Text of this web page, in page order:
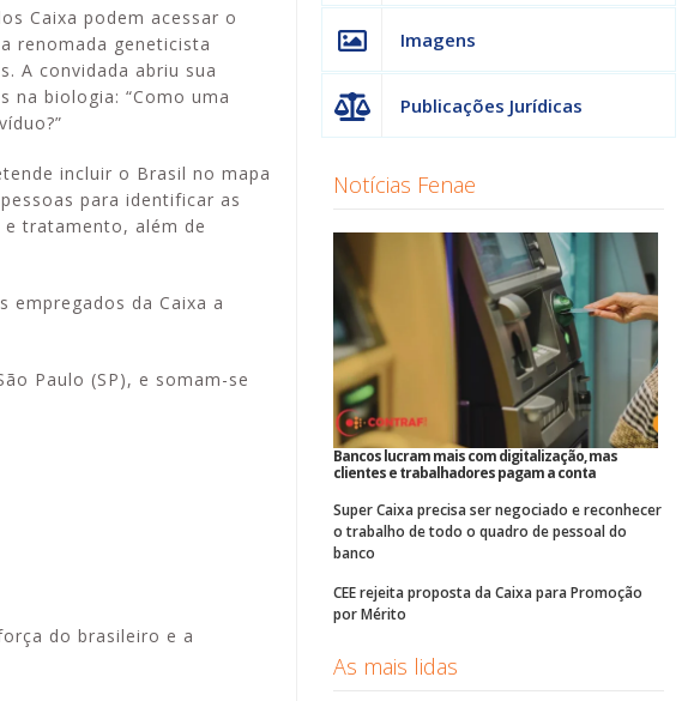
Caixa podem acessar o
renomada geneticista
A convidada abriu sua
na biologia: “Como uma
incluir o Brasil no mapa
para identificar as
tratamento, além de
empregados da Caixa a
Paulo (SP), e somam-se
do brasileiro e a
Imagens
Publicações Jurídicas
Notícias Fenae
Bancos lucram mais com digitalização, mas
clientes e trabalhadores pagam a conta
Super Caixa precisa ser negociado e reconhecer
o trabalho de todo o quadro de pessoal do
banco
CEE rejeita proposta da Caixa para Promoção
por Mérito
As mais lidas